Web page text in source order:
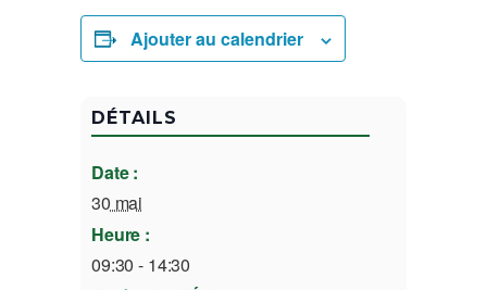
Ajouter au calendrier
DÉTAILS
Date :
30 mai
Heure :
09:30 - 14:30